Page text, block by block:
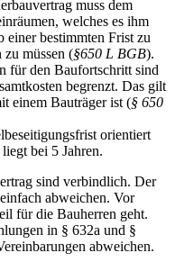
muss dem
welches es ihm
einer bestimmten Frist zu
müssen (§650 L BGB).
für den Baufortschritt sind
begrenzt. Das gilt
einem Bauträger ist (§ 650
orientiert
bei 5 Jahren.
sind verbindlich. Der
abweichen. Vor
für die Bauherren geht.
in § 632a und §
abweichen.